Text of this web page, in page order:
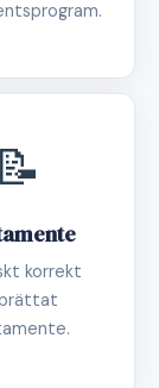
📝
korrekt